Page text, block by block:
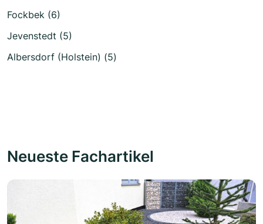
Fockbek (6)
Jevenstedt (5)
Albersdorf (Holstein) (5)
Neueste Fachartikel